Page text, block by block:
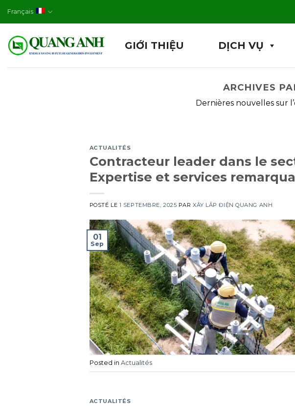
Français
GIỚI THIỆU DỊCH VỤ
ARCHIVES
Dernières nouvelles sur
ACTUALITÉS
Contracteur leader dans le
Expertise et services
POSTÉ LE 1 SEPTEMBRE, 2025 PARXÂY LẮP ĐIỆN QUANG ANH
01
Sep
Posted in Actualités
ACTUALITÉS